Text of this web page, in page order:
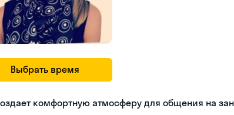
Выбрать время
комфортную атмосферу для общения на